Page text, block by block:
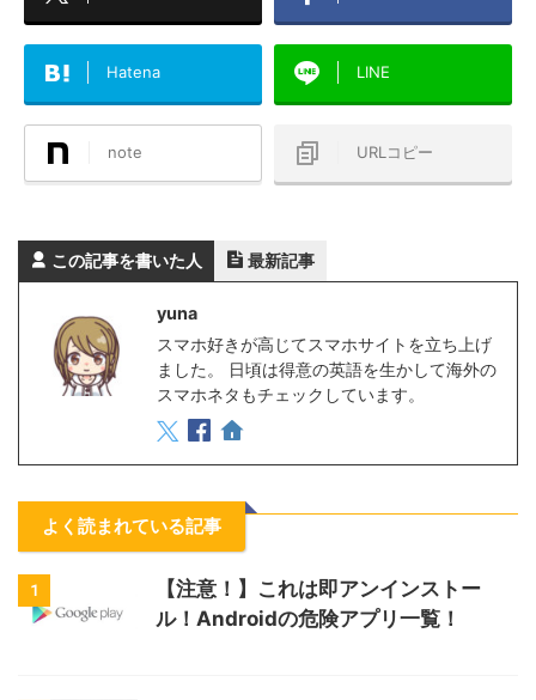
Hatena LINE
note URLコピー
この記事を書いた人 最新記事
yuna
スマホ好きが高じてスマホサイトを立ち上げ
ました。 日頃は得意の英語を生かして海外の
スマホネタもチェックしています。
よく読まれている記事
1
【注意！】これは即アンインストー
ル！Androidの危険アプリ一覧！